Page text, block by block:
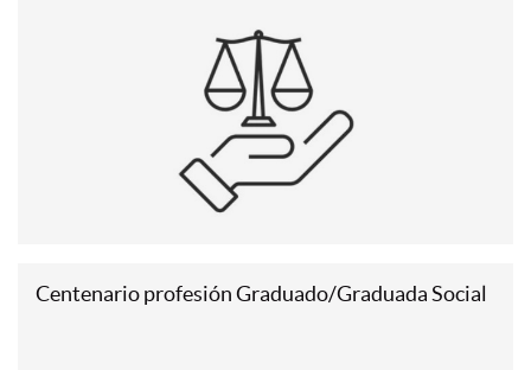
Centenario profesión Graduado/Graduada Social